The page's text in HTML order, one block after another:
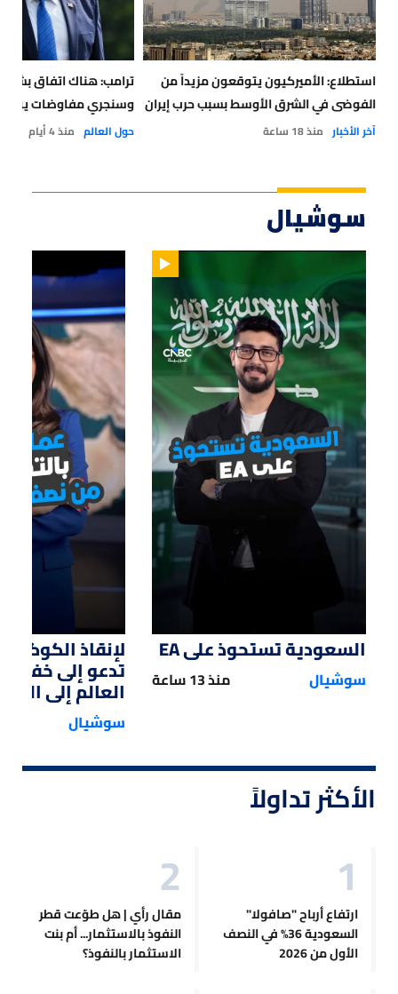
استطلاع: الأميركيون يتوقعون مزيداً من
الفوضى في الشرق الأوسط بسبب حرب إيران
آخر الأخبار منذ 18 ساعة
ترامب: هناك اتفاق
وسنجري مفاوضات يوم
حول العالم منذ 4 أيام
سوشيال
01:12
السعودية تستحوذ على EA
سوشيال منذ 13 ساعة
لإنقاذ
تدعو إلى
العالم إلى
سوشيال
الأكثر تداولاً
ارتفاع أرباح "صافولا"
السعودية 36% في النصف
الأول من 2026
مقال رأي | هل طوّعت قطر
النفوذ بالاستثمار... أم بنت
الاستثمار بالنفوذ؟